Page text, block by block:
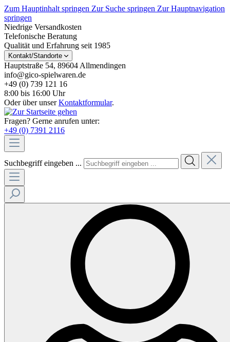
Zum Hauptinhalt springen Zur Suche springen Zur Hauptnavigation
springen
Niedrige Versandkosten
Telefonische Beratung
Qualität und Erfahrung seit 1985
Kontakt/Standorte
Hauptstraße 54, 89604 Allmendingen
info@gico-spielwaren.de
+49 (0) 739 121 16
8:00 bis 16:00 Uhr
Oder über unserKontaktformular.
Fragen? Gerne anrufen unter:
+49 (0) 7391 2116
Suchbegriff eingeben ...